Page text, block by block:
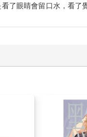
了眼睛會留口水，看了